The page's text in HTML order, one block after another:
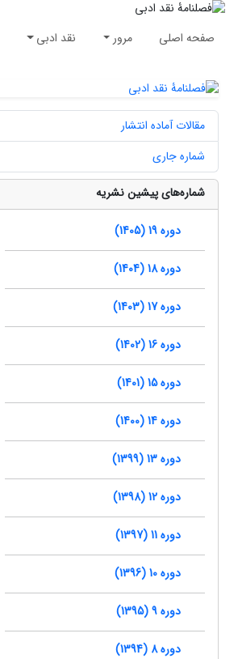
صفحه اصلی مرور نقد ادبی
مقالات آماده انتشار
شماره جاری
شماره‌های پیشین نشریه
دوره 19 (1405)
دوره 18 (1404)
دوره 17 (1403)
دوره 16 (1402)
دوره 15 (1401)
دوره 14 (1400)
دوره 13 (1399)
دوره 12 (1398)
دوره 11 (1397)
دوره 10 (1396)
دوره 9 (1395)
دوره 8 (1394)